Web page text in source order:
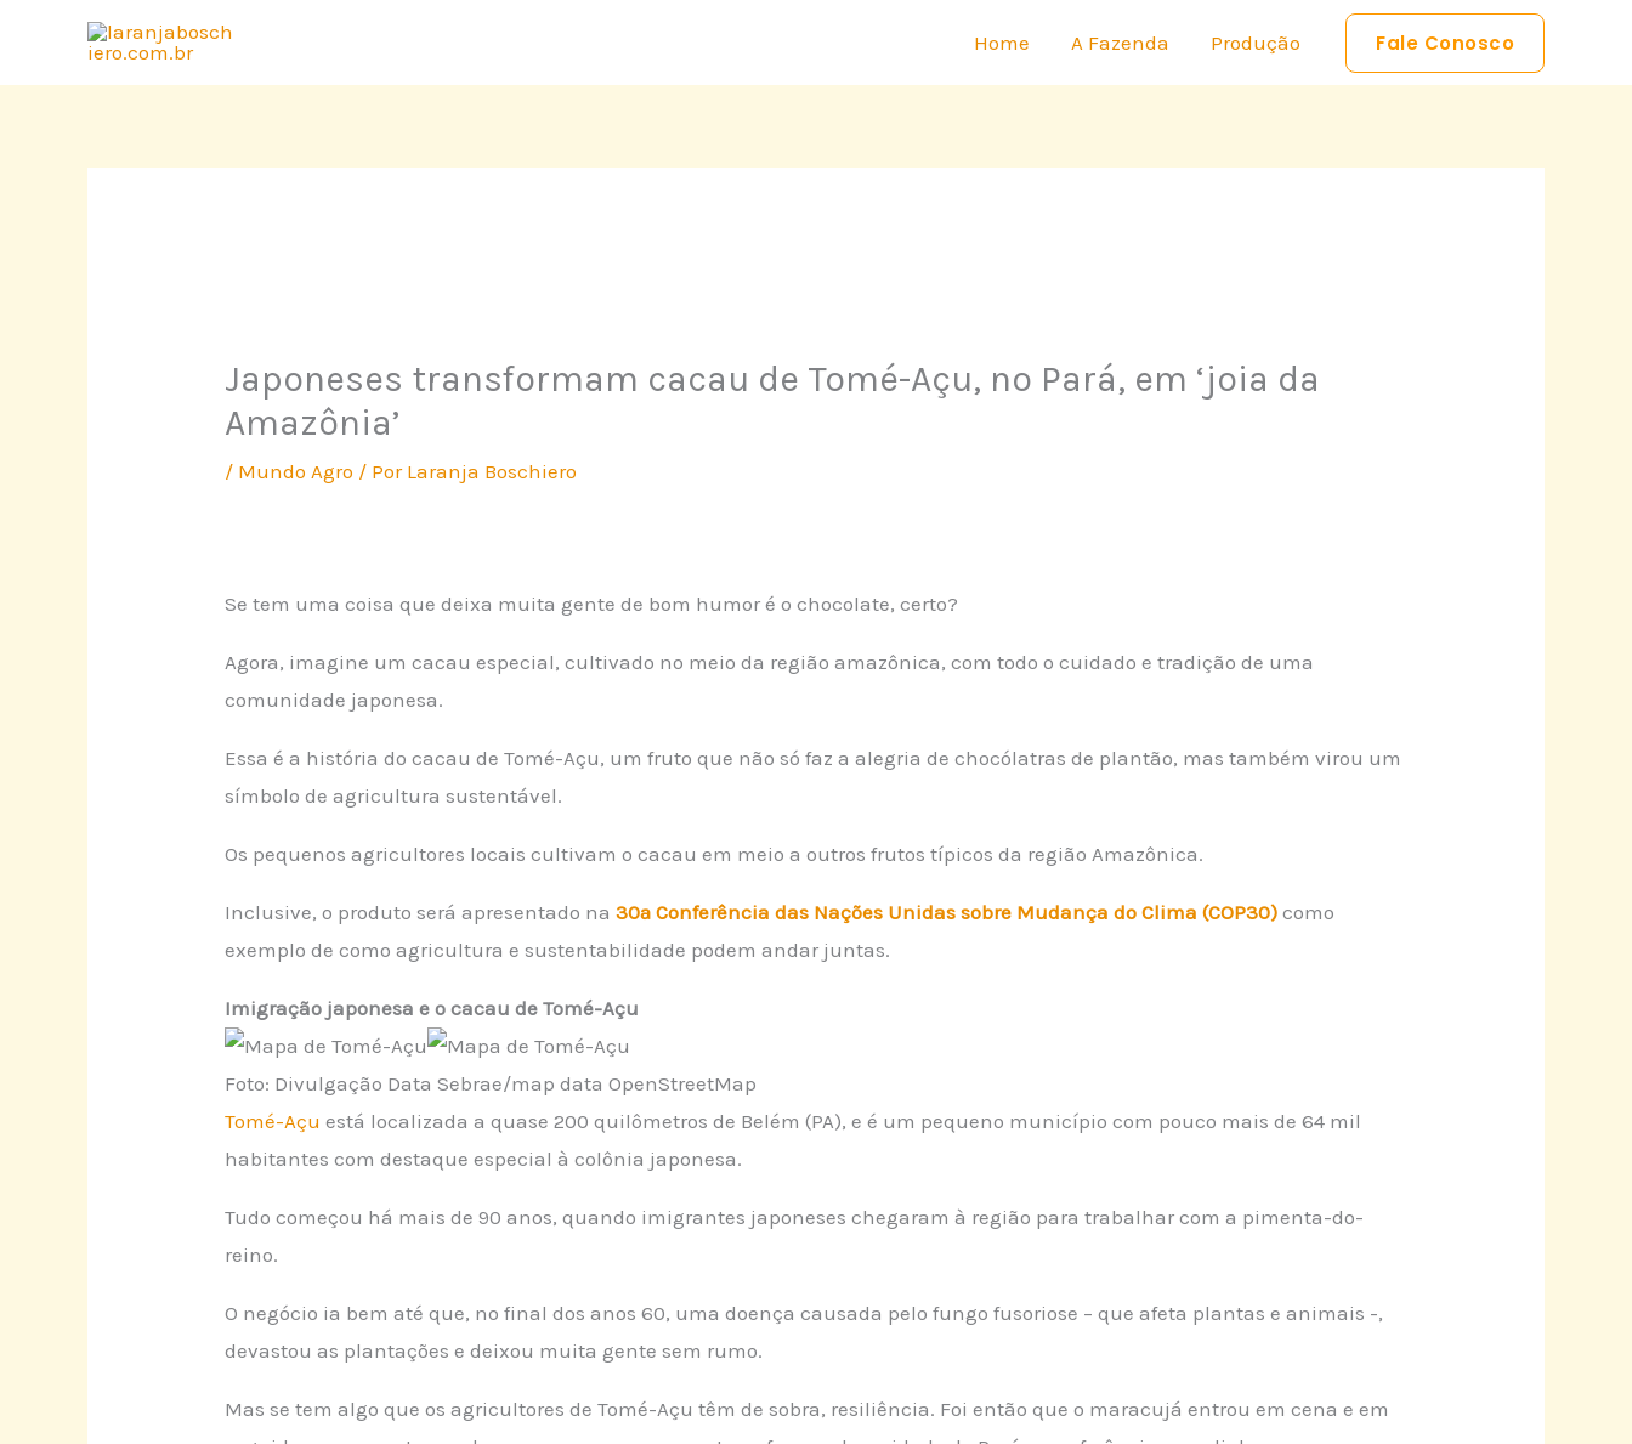
o
Home A Fazenda Produção Fale Conosco
Japoneses transformam cacau de Tomé-Açu, no Pará, em ‘joia da
Amazônia’
/ Mundo Agro / Por Laranja Boschiero
Se tem uma coisa que deixa muita gente de bom humor é o chocolate, certo?
Agora, imagine um cacau especial, cultivado no meio da região amazônica, com todo o cuidado e tradição de uma
comunidade japonesa.
Essa é a história do cacau de Tomé-Açu, um fruto que não só faz a alegria de chocólatras de plantão, mas também virou um
símbolo de agricultura sustentável.
Os pequenos agricultores locais cultivam o cacau em meio a outros frutos típicos da região Amazônica.
Inclusive, o produto será apresentado na30ª Conferência das Nações Unidas sobre Mudança do Clima (COP30) como
exemplo de como agricultura e sustentabilidade podem andar juntas.
Imigração japonesa e o cacau de Tomé-Açu
Foto: Divulgação Data Sebrae/map data OpenStreetMap
Tomé-Açu está localizada a quase 200 quilômetros de Belém (PA), e é um pequeno município com pouco mais de 64 mil
habitantes com destaque especial à colônia japonesa.
Tudo começou há mais de 90 anos, quando imigrantes japoneses chegaram à região para trabalhar com a pimenta-do-
reino.
O negócio ia bem até que, no final dos anos 60, uma doença causada pelo fungo fusoriose – que afeta plantas e animais -,
devastou as plantações e deixou muita gente sem rumo.
Mas se tem algo que os agricultores de Tomé-Açu têm de sobra, resiliência. Foi então que o maracujá entrou em cena e em